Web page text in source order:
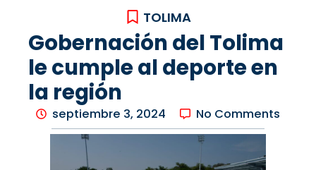
TOLIMA
Gobernación del Tolima
le cumple al deporte en
la región
septiembre 3, 2024 No Comments